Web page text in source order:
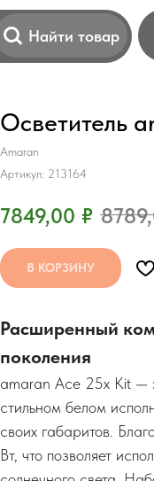
Найти товар
Осветитель
Amaran
Артикул: 213164
7849,00 ₽
В КОРЗИНУ
Расширенный
поколения
amaran Ace 25x Kit —
стильном белом
своих габаритов.
Вт, что позволяет